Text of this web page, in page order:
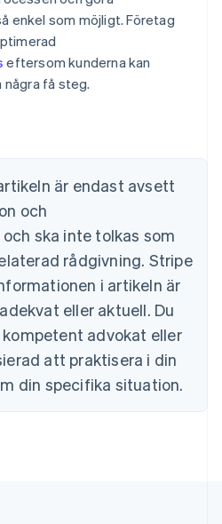
enkel som möjligt. Företag
eftersom kunderna kan
få steg.
är endast avsett
och
ska inte tolkas som
rådgivning. Stripe
i artikeln är
eller aktuell. Du
advokat eller
att praktisera i din
din specifika situation.